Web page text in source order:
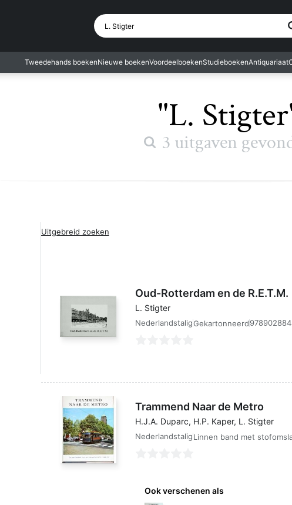
Waar ben je naar op zoek?
Tweedehands boekenNieuwe boekenVoordeelboekenStudieboekenAntiquariaat
"L.
3 uitgaven
Uitgebreid zoeken
Oud-Rotterdam en de R.E.T.M.
L. Stigter
NederlandstaligGekartonneerd
Trammend Naar de Metro
H.J.A. Duparc, H.P. Kaper, L. Stigter
NederlandstaligLinnen band met
Ook verschenen als